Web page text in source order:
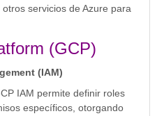
servicios de Azure para
(GCP)
(IAM)
IAM permite definir roles
específicos, otorgando